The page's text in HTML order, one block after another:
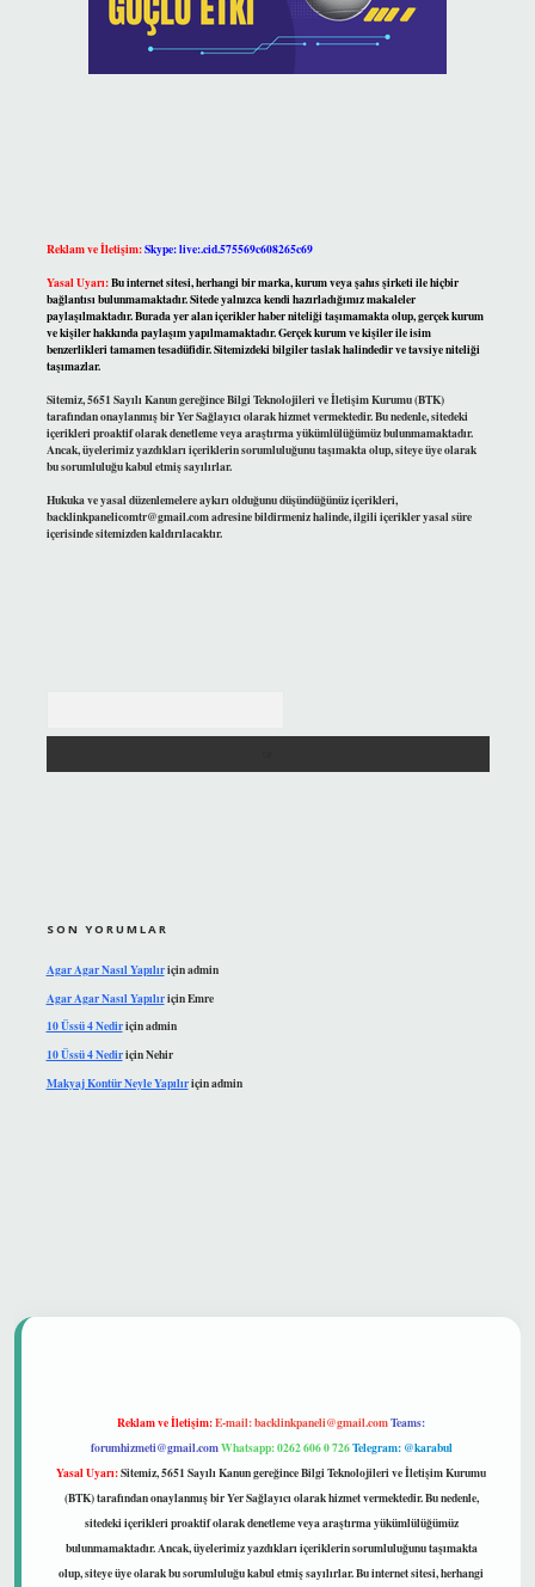
Reklam ve İletişim:Skype: live:.cid.575569c608265c69
Yasal Uyarı:Bu internet sitesi, herhangi bir marka, kurum veya şahıs şirketi ile hiçbir
bağlantısı bulunmamaktadır. Sitede yalnızca kendi hazırladığımız makaleler
paylaşılmaktadır. Burada yer alan içerikler haber niteliği taşımamakta olup, gerçek kurum
ve kişiler hakkında paylaşım yapılmamaktadır. Gerçek kurum ve kişiler ile isim
benzerlikleri tamamen tesadüfidir. Sitemizdeki bilgiler taslak halindedir ve tavsiye niteliği
taşımazlar.
Sitemiz, 5651 Sayılı Kanun gereğince Bilgi Teknolojileri ve İletişim Kurumu (BTK)
tarafından onaylanmış bir Yer Sağlayıcı olarak hizmet vermektedir. Bu nedenle, sitedeki
içerikleri proaktif olarak denetleme veya araştırma yükümlülüğümüz bulunmamaktadır.
Ancak, üyelerimiz yazdıkları içeriklerin sorumluluğunu taşımakta olup, siteye üye olarak
bu sorumluluğu kabul etmiş sayılırlar.
Hukuka ve yasal düzenlemelere aykırı olduğunu düşündüğünüz içerikleri,
backlinkpanelicomtr@gmail.comadresine bildirmeniz halinde, ilgili içerikler yasal süre
içerisinde sitemizden kaldırılacaktır.
SON YORUMLAR
Agar Agar Nasıl Yapılıriçinadmin
Agar Agar Nasıl YapılıriçinEmre
10 Üssü 4 Nediriçinadmin
10 Üssü 4 NediriçinNehir
Makyaj Kontür Neyle Yapılıriçinadmin
Reklam ve İletişim:E-mail:backlinkpaneli@gmail.comTeams:
forumhizmeti@gmail.comWhatsapp: 0262 606 0 726Telegram: @karabul
Yasal Uyarı:Sitemiz, 5651 Sayılı Kanun gereğince Bilgi Teknolojileri ve İletişim Kurumu
(BTK) tarafından onaylanmış bir Yer Sağlayıcı olarak hizmet vermektedir. Bu nedenle,
sitedeki içerikleri proaktif olarak denetleme veya araştırma yükümlülüğümüz
bulunmamaktadır. Ancak, üyelerimiz yazdıkları içeriklerin sorumluluğunu taşımakta
olup, siteye üye olarak bu sorumluluğu kabul etmiş sayılırlar. Bu internet sitesi, herhangi